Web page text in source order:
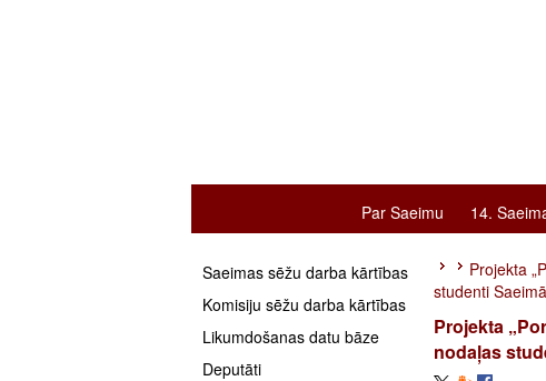
Par Saeimu 14.
Saeimas sēžu darba kārtības
Komisiju sēžu darba kārtības
Likumdošanas datu bāze
Deputāti
Projekta
studenti
Projekta
nodaļas